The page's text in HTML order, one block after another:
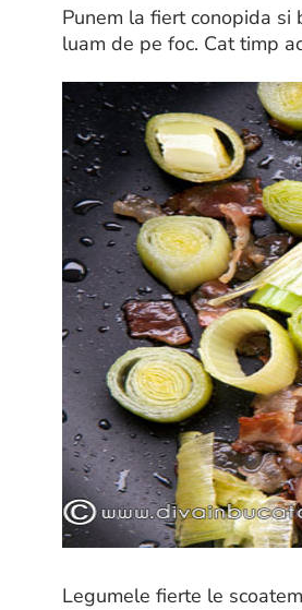
Punem la fiert conopida si
luam de pe foc. Cat timp
Legumele fierte le